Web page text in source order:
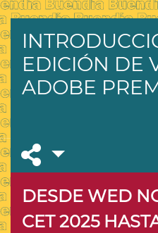
EDICIÓN DE
ADOBE
DESDE WED
CET 2025